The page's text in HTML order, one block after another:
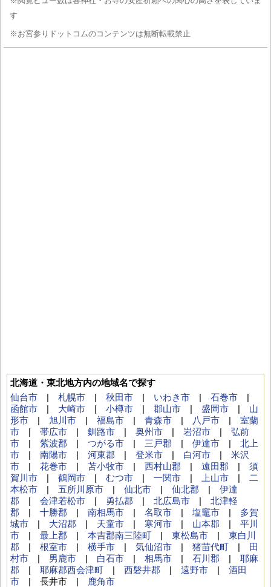
す
※お宮参りドットコムのコンテンツは無断転載禁止
北海道・東北地方内の地域名で探す
仙台市 | 札幌市 | 秋田市 | いわき市 | 石巻市 |
函館市 | 大崎市 | 小樽市 | 郡山市 | 盛岡市 | 山
形市 | 旭川市 | 福島市 | 青森市 | 八戸市 | 室蘭
市 | 帯広市 | 釧路市 | 奥州市 | 岩沼市 | 弘前
市 | 紫波郡 | つがる市 | 三戸郡 | 伊達市 | 北上
市 | 南陽市 | 河東郡 | 登米市 | 白河市 | 米沢
市 | 花巻市 | 苫小牧市 | 西村山郡 | 遠田郡 | 須
賀川市 | 鶴岡市 | むつ市 | 一関市 | 上山市 |
二
本松市 | 五所川原市 | 仙北市 | 仙北郡 | 伊達
郡 | 会津若松市 | 勇払郡 | 北広島市 | 北津軽
郡 | 十勝郡 | 南相馬市 | 名取市 | 塩竈市 | 多賀
城市 | 大沼郡 | 天童市 | 寒河市 | 山本郡 | 平川
市 | 最上郡 | 本吉郡南三陸町 | 東松島市 | 東白川
郡 | 根室市 | 横手市 | 気仙沼市 | 猪苗代町 | 田
村市 | 男鹿市 | 白石市 | 相馬市 | 石川郡 | 耶麻
郡 | 耶麻郡西会津町 | 西磐井郡 | 遠野市 | 酒田
市 | 長井市 |
鹿角市